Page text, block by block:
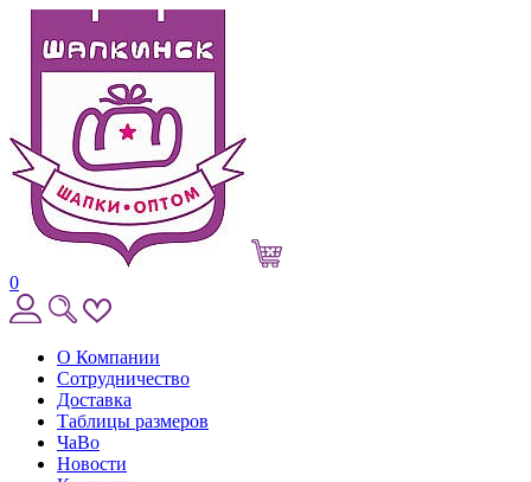
0
О Компании
Сотрудничество
Доставка
Таблицы размеров
ЧаВо
Новости